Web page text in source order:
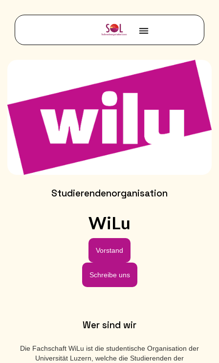
Studierendenorganisation
WiLu
Vorstand
Schreibe uns
Wer sind wir
Die Fachschaft WiLu ist die studentische Organisation der
Universität Luzern, welche die Studierenden der